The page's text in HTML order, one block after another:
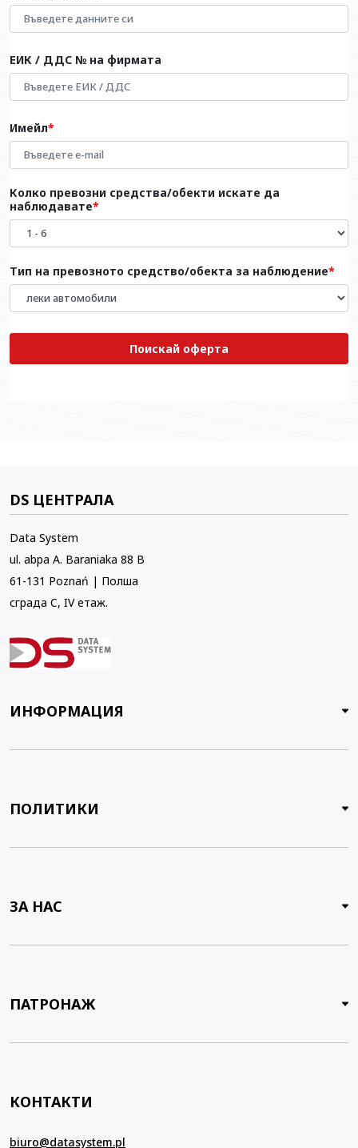
ЕИК / ДДС № на фирмата
Имейл
Колко превозни средства/обекти искате да
наблюдавате
Тип на превозното средство/обекта за наблюдение
Поискай оферта
DS ЦЕНТРАЛА
Data System
ul. abpa A. Baraniaka 88 B
61-131 Poznań | Полша
сграда C, IV етаж.
ИНФОРМАЦИЯ
ПОЛИТИКИ
ЗА НАС
ПАТРОНАЖ
КОНТАКТИ
biuro@datasystem.pl